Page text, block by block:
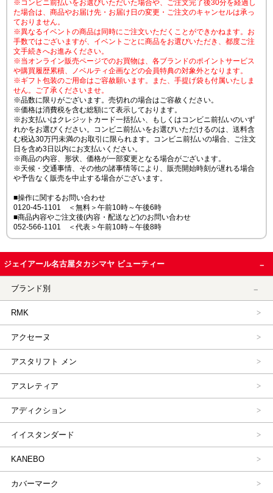
※コンビニ前払いをお選びいただいた場合や、ご注文完了後30分を経過し
た場合は、商品やお届け先・お届け日の変更・ご注文のキャンセルは承っ
ておりません。
※異なるイベントの商品は同時にご注文いただくことができかねます。お
手数ではございますが、イベントごとに商品をお選びいただき、都度ご注
文手続きへお進みください。
※当オンライン販売ページでのお買物は、各ブランドのポイントサービス
や購買履歴累積、ノベルティ企画などの会員特典の対象外となります。
※ギフト包装のご用命はご容赦願います。また、手提げ袋も付属いたしま
せん。ご了承くださいませ。
※品数に限りがございます。売切れの場合はご容赦ください。
※価格は消費税を含む総額にて表示しております。
※お支払いはクレジットカード一括払い、もしくはコンビニ前払いのいず
れかをお選びください。コンビニ前払いをお選びいただけるのは、送料含
む税込30万円未満のお取引に限られます。コンビニ前払いの場合、ご注文
日を含め3日以内にお支払いください。
※商品の内容、形状、価格が一部変更となる場合がございます。
※天候・交通事情、その他の諸事情等により、販売開始時刻が遅れる場合
や予告なく販売を中止する場合がございます。
■操作に関するお問い合わせ
0120-45-1101 ＜無料＞午前10時～午後6時
■商品内容やご注文後(内容・配送など)のお問い合わせ
052-566-1101 ＜代表＞午前10時～午後8時
ジェイアール名古屋タカシマヤ ビューティー
ブランド別
RMK
アクセーヌ
アスタリフト メン
アスレティア
アディクション
イイスタンダード
KANEBO
カバーマーク